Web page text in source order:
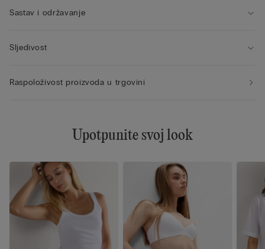
Sastav i održavanje
Sljedivost
Raspoloživost proizvoda u trgovini
Upotpunite svoj look